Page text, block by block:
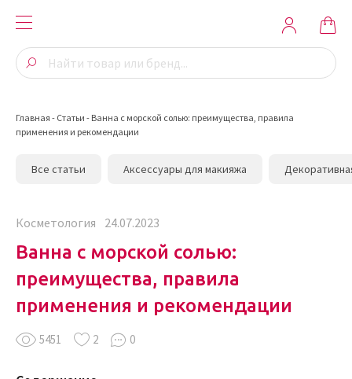
Главная - Статьи - Ванна с морской солью: преимущества, правила
применения и рекомендации
Все статьи Аксессуары для макияжа
Косметология 24.07.2023
5451 2 0
Ванна с морской солью:
преимущества, правила
применения и рекомендации